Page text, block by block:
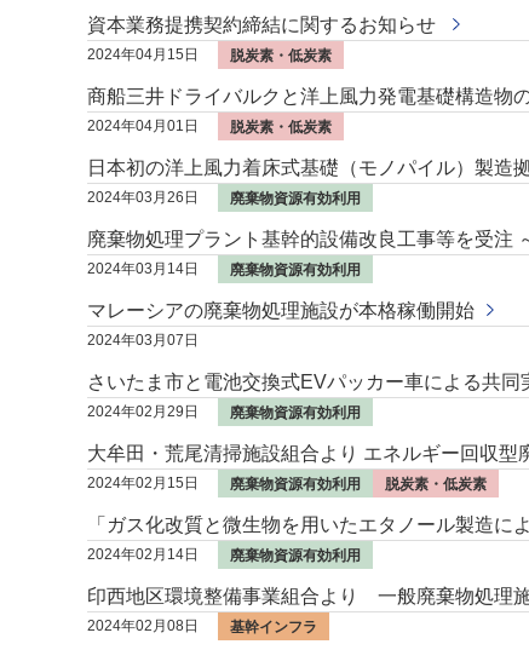
資本業務提携契約締結に関するお知らせ
2024年04月15日 脱炭素・低炭素
商船三井ドライバルクと洋上風力発電基礎構造物
2024年04月01日 脱炭素・低炭素
日本初の洋上風力着床式基礎（モノパイル）製造
2024年03月26日 廃棄物資源有効利用
廃棄物処理プラント基幹的設備改良工事等を受注
2024年03月14日 廃棄物資源有効利用
マレーシアの廃棄物処理施設が本格稼働開始
2024年03月07日
さいたま市と電池交換式EVパッカー車による共同
2024年02月29日 廃棄物資源有効利用
大牟田・荒尾清掃施設組合より エネルギー回収
2024年02月15日 廃棄物資源有効利用 脱炭素・低炭素
「ガス化改質と微生物を用いたエタノール製造
2024年02月14日 廃棄物資源有効利用
印⻄地区環境整備事業組合より ⼀般廃棄物処理
2024年02月08日 基幹インフラ